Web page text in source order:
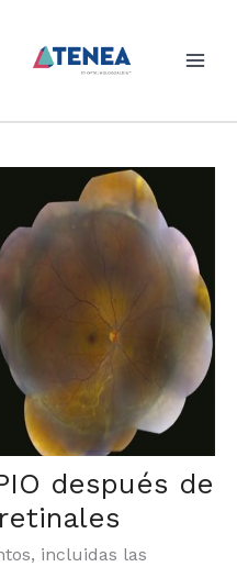
después de
incluidas las